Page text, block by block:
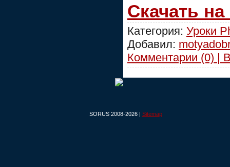
Скачать
Категория: Уроки
Добавил:
Комментарии (0) |
SORUS 2008-2026 | Sitemap